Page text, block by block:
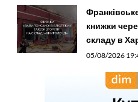
книжки
складу в
05/08/2026